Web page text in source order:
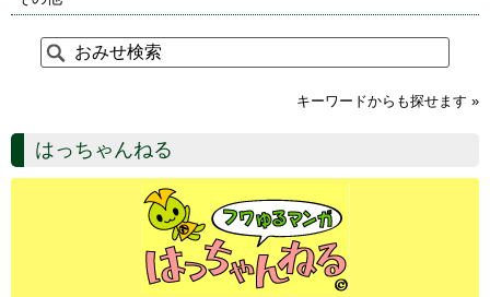
キーワードからも探せます »
はっちゃんねる